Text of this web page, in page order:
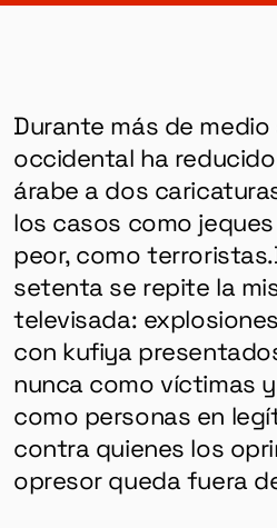
Durante más de
occidental ha
árabe a dos
los casos como
peor, como terroristas.
setenta se repite la
televisada:
con kufiya
nunca como víctimas
como personas en
contra quienes los
opresor queda fuera